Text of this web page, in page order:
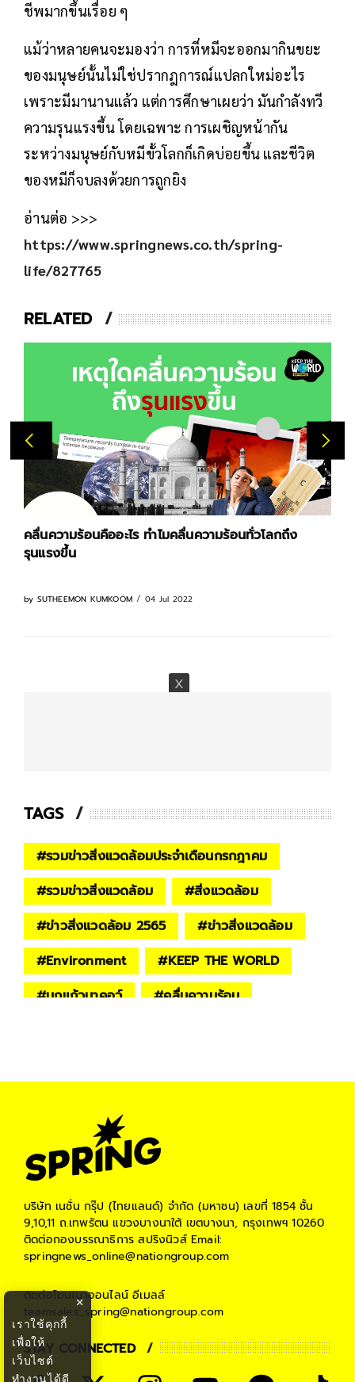
ชีพมากขึ้นเรื่อย ๆ
แม้ว่าหลายคนจะมองว่า การที่หมีจะออกมากินขยะ
ของมนุษย์นั้นไม่ใช่ปรากฎการณ์แปลกใหม่อะไร
เพราะมีมานานแล้ว แต่การศึกษาเผยว่า มันกำลังทวี
ความรุนแรงขึ้น โดยเฉพาะ การเผชิญหน้ากัน
ระหว่างมนุษย์กับหมีขั้วโลกก็เกิดบ่อยขึ้น และชีวิต
ของหมีก็จบลงด้วยการถูกยิง
อ่านต่อ >>>
https://www.springnews.co.th/spring-
life/827765
RELATED
นความร้อนทั่วโลกถึง
พบวาฬเกยตื้นที่ออสเตรเลีย คา
by SUTHEEMON KUMKOOM
TAGS
#รวมข่าวสิ่งแวดล้อมประจำเดือนกรกฎาคม
#รวมข่าวสิ่งแวดล้อม #สิ่งแวดล้อม
#ข่าวสิ่งแวดล้อม 2565 #ข่าวสิ่งแวดล้อม
#Environment #KEEP THE WORLD
#นกแก้วมาคอว์ #คลื่นความร้อน
บริษัท เนชั่น กรุ๊ป (ไทยแลนด์) จำกัด (มหาชน) เลขที่ 1854 ชั้น
9,10,11 ถ.เทพรัตน แขวงบางนาใต้ เขตบางนา, กรุงเทพฯ 10260
ติดต่อกองบรรณาธิการ สปริงนิวส์Email:
springnews_online@nationgroup.com
ติดต่อโฆษณาออนไลน์ อีเมลล์
teamsales_spring@nationgroup.com
STAY CONNECTED
×
เราใช้คุกกี้
เพื่อให้
เว็บไซต์
ทำงานได้ดี